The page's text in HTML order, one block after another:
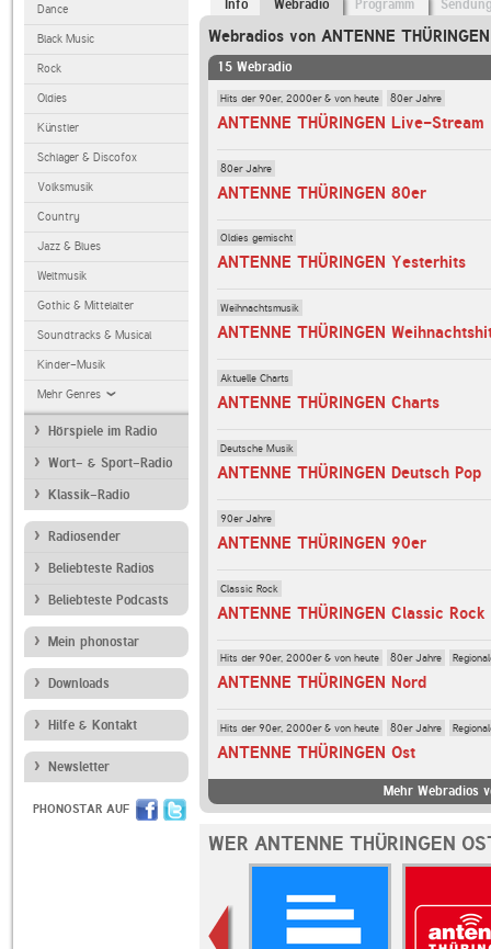
Dance
Black Music
Rock
Oldies
Künstler
Schlager & Discofox
Volksmusik
Country
Jazz & Blues
Weltmusik
Gothic & Mittelalter
Soundtracks & Musical
Kinder-Musik
Mehr Genres
Hörspiele im Radio
Wort- & Sport-Radio
Klassik-Radio
Radiosender
Beliebteste Radios
Beliebteste Podcasts
Mein phonostar
Downloads
Hilfe & Kontakt
Newsletter
PHONOSTAR AUF
Info Webradio Programm
Webradios von ANTENNE THÜRINGEN
15 Webradio
Hits der 90er, 2000er & von heute 80er Jahre
ANTENNE THÜRINGEN Live-Stream
80er Jahre
ANTENNE THÜRINGEN 80er
Oldies gemischt
ANTENNE THÜRINGEN Yesterhits
Weihnachtsmusik
ANTENNE THÜRINGEN
Aktuelle Charts
ANTENNE THÜRINGEN Charts
Deutsche Musik
ANTENNE THÜRINGEN Deutsch Pop
90er Jahre
ANTENNE THÜRINGEN 90er
Classic Rock
ANTENNE THÜRINGEN Classic Rock
Hits der 90er, 2000er & von heute 80er Jahre
ANTENNE THÜRINGEN Nord
Hits der 90er, 2000er & von heute 80er Jahre
ANTENNE THÜRINGEN Ost
Mehr Webradios
WER ANTENNE THÜRINGEN